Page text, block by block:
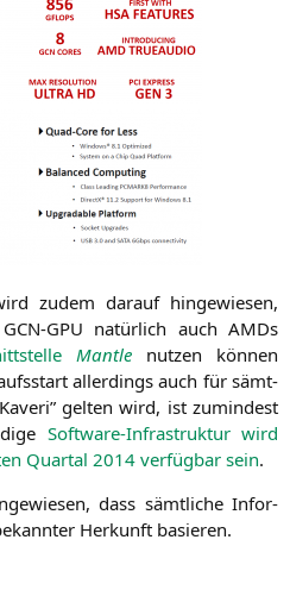
zudem dar­auf hin­ge­wie­sen,
GCN-GPU natür­lich auch AMDs
Man­t­le nut­zen kön­nen
aller­dings auch für sämt­
gel­ten wird, ist zumin­dest
Soft­ware-Infra­struk­tur wird
Quar­tal 2014 ver­füg­bar sein.
dass sämt­li­che Infor­
Her­kunft basieren.